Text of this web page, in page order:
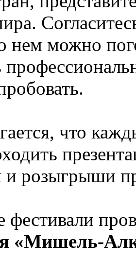
нем можно
что
и розыгрыши
«Мишель-